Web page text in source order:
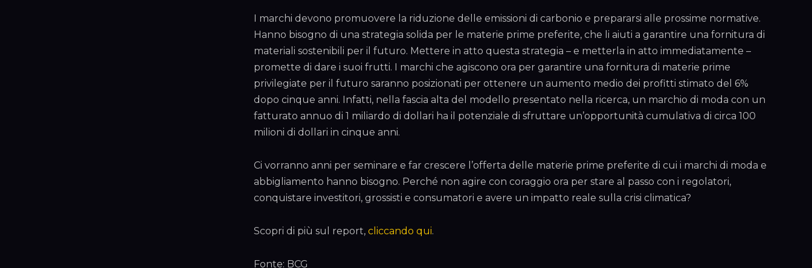
I marchi devono promuovere la riduzione delle emissioni di carbonio e prepararsi alle prossime normative.
Hanno bisogno di una strategia solida per le materie prime preferite, che li aiuti a garantire una fornitura di
materiali sostenibili per il futuro. Mettere in atto questa strategia – e metterla in atto immediatamente –
promette di dare i suoi frutti. I marchi che agiscono ora per garantire una fornitura di materie prime
privilegiate per il futuro saranno posizionati per ottenere un aumento medio dei profitti stimato del 6%
dopo cinque anni. Infatti, nella fascia alta del modello presentato nella ricerca, un marchio di moda con un
fatturato annuo di 1 miliardo di dollari ha il potenziale di sfruttare un’opportunità cumulativa di circa 100
milioni di dollari in cinque anni.
Ci vorranno anni per seminare e far crescere l’offerta delle materie prime preferite di cui i marchi di moda e
abbigliamento hanno bisogno. Perché non agire con coraggio ora per stare al passo con i regolatori,
conquistare investitori, grossisti e consumatori e avere un impatto reale sulla crisi climatica?
Scopri di più sul report, cliccando qui.
Fonte: BCG